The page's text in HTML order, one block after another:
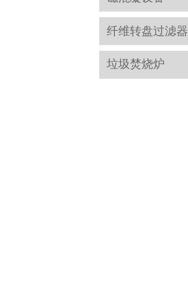
纤维转盘过滤器
垃圾焚烧炉